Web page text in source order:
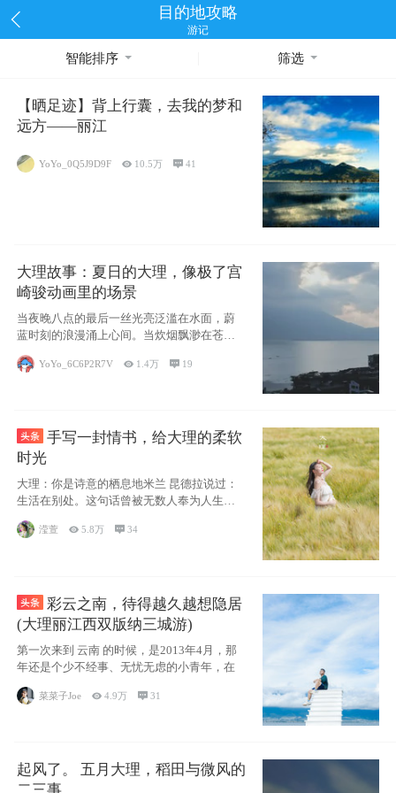
目的地攻略
游记
智能排序 筛选
【晒足迹】背上行囊，去我的梦和
远方——丽江
YoYo_0Q5J9D9F  10.5万 41
大理故事：夏日的大理，像极了宫
崎骏动画里的场景
当夜晚八点的最后一丝光亮泛滥在水面，蔚
蓝时刻的浪漫涌上心间。当炊烟飘渺在苍山
YoYo_6C6P2R7V  1.4万  19
手写一封情书，给大理的柔软
时光
大理：你是诗意的栖息地米兰 昆德拉说过：
生活在别处。这句话曾被无数人奉为人生信
条，并
滢萱 5.8万 34
彩云之南，待得越久越想隐居
(大理丽江西双版纳三城游)
第一次来到 云南 的时候，是2013年4月，那
年还是个少不经事、无忧无虑的小青年，在
菜菜子Joe 4.9万  31
起风了。 五月大理，稻田与微风的